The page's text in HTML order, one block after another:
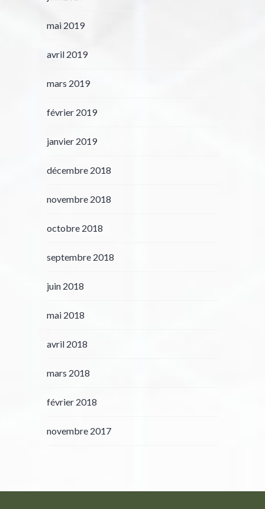
mai 2019
avril 2019
mars 2019
février 2019
janvier 2019
décembre 2018
novembre 2018
octobre 2018
septembre 2018
juin 2018
mai 2018
avril 2018
mars 2018
février 2018
novembre 2017